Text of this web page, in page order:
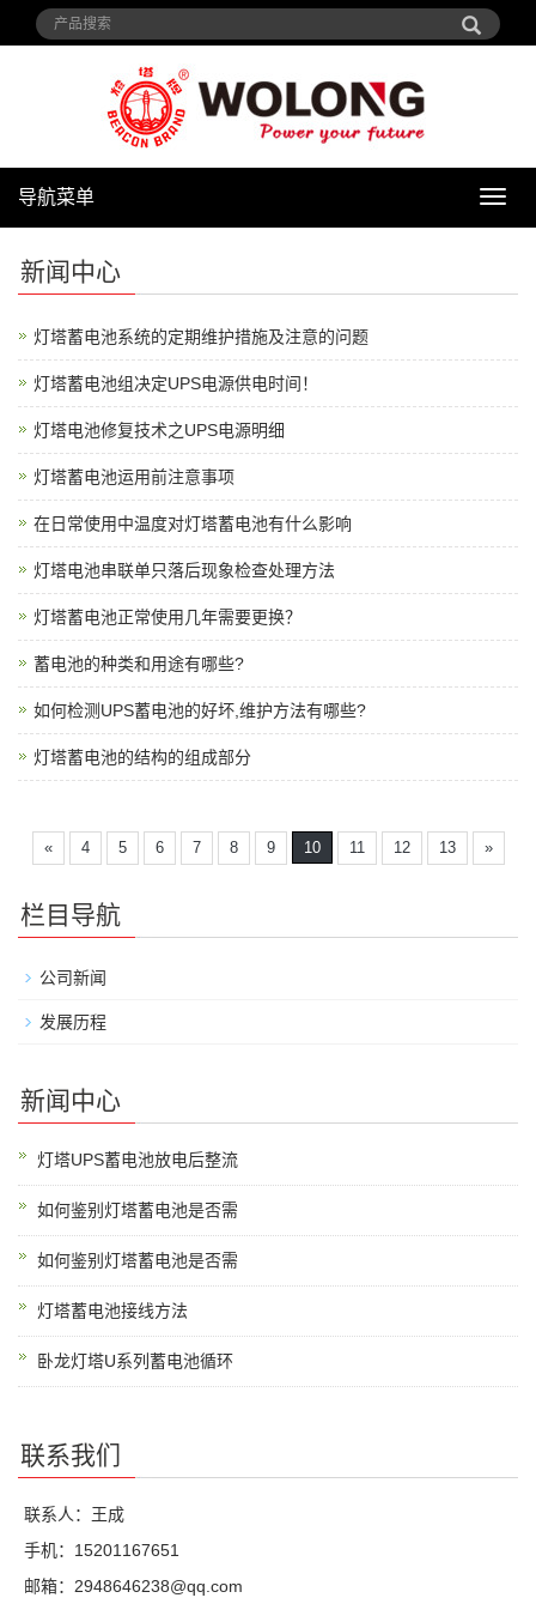
导
导航菜单
新闻中心
灯塔蓄电池系统的定期维护措施及注意的问题
灯塔蓄电池组决定UPS电源供电时间！
灯塔电池修复技术之UPS电源明细
灯塔蓄电池运用前注意事项
在日常使用中温度对灯塔蓄电池有什么影响
灯塔电池串联单只落后现象检查处理方法
灯塔蓄电池正常使用几年需要更换？
蓄电池的种类和用途有哪些?
如何检测UPS蓄电池的好坏,维护方法有哪些?
灯塔蓄电池的结构的组成部分
« 4 5 6 7 8 9 10 11 12 13 »
栏目导航
公司新闻
发展历程
新闻中心
灯塔UPS蓄电池放电后整流
如何鉴别灯塔蓄电池是否需
如何鉴别灯塔蓄电池是否需
灯塔蓄电池接线方法
卧龙灯塔U系列蓄电池循环
联系我们
联系人：王成
手机：15201167651
邮箱：2948646238@qq.com